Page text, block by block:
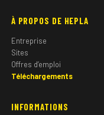
À PROPOS DE HEPLA
Entreprise
Sites
Offres d’emploi
Téléchargements
INFORMATIONS